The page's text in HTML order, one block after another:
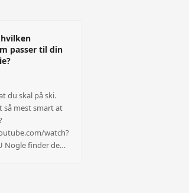
passer til din
du skal på ski.
så mest smart at
watch?
Nogle finder de…